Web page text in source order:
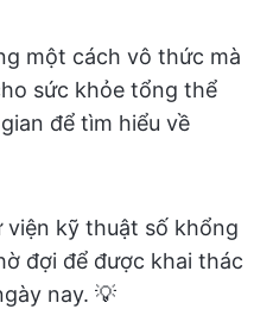
một cách vô thức mà
sức khỏe tổng thể
để tìm hiểu về
kỹ thuật số khổng
đợi để được khai thác
nay. 💡